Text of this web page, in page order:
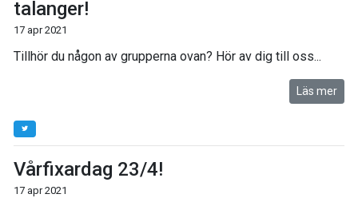
talanger!
17 apr 2021
Tillhör du någon av grupperna ovan? Hör av dig till oss...
Läs mer
Vårfixardag 23/4!
17 apr 2021